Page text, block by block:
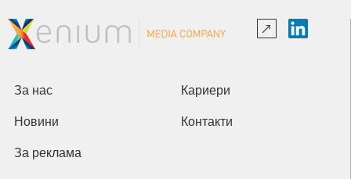
За нас Кариери
Новини Контакти
За реклама